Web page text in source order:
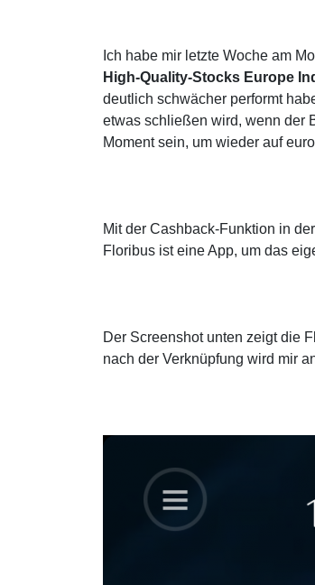
Ich habe mir letzte Woche am
High-Quality-Stocks Europe
deutlich schwächer performt
etwas schließen wird, wenn der
Moment sein, um wieder auf
Mit der Cashback-Funktion in
Floribus ist eine App, um das
Der Screenshot unten zeigt die
nach der Verknüpfung wird mir